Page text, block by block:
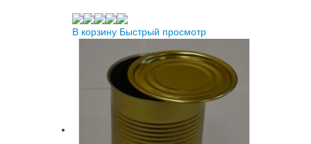
В корзину Быстрый просмотр